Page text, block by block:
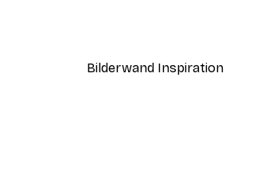
Bilderwand Inspiration